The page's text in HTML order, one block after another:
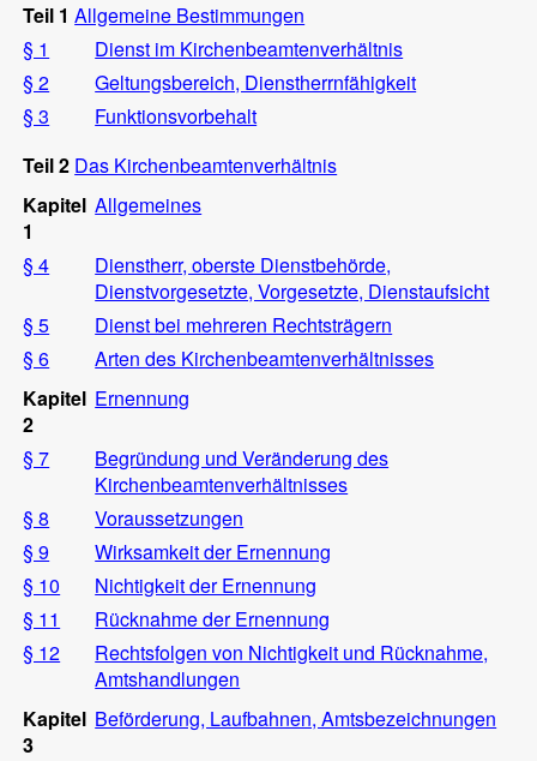
Teil 1Allgemeine Bestimmungen
§ 1
Dienst im Kirchenbeamtenverhältnis
§ 2
Geltungsbereich, Dienstherrnfähigkeit
§ 3
Funktionsvorbehalt
Teil 2 Das Kirchenbeamtenverhältnis
Kapitel
1
Allgemeines
§ 4
Dienstherr, oberste Dienstbehörde,
Dienstvorgesetzte, Vorgesetzte, Dienstaufsicht
§ 5
Dienst bei mehreren Rechtsträgern
§ 6
Arten des Kirchenbeamtenverhältnisses
Kapitel
2
Ernennung
§ 7
Begründung und Veränderung des
Kirchenbeamtenverhältnisses
§ 8
Voraussetzungen
§ 9
Wirksamkeit der Ernennung
§ 10
Nichtigkeit der Ernennung
§ 11
Rücknahme der Ernennung
§ 12
Rechtsfolgen von Nichtigkeit und Rücknahme,
Amtshandlungen
Kapitel
3
Beförderung, Laufbahnen, Amtsbezeichnungen